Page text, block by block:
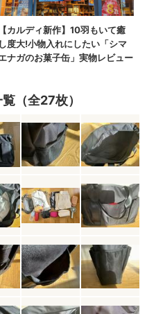
（全27枚）